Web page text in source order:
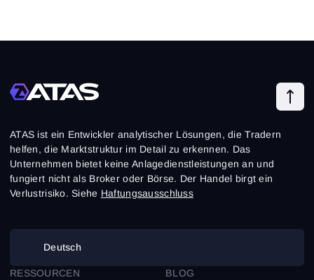
ATAS ist ein Entwickler analytischer Lösungen, die Tradern
helfen, die Marktstruktur im Detail zu erkennen. Das
Unternehmen bietet keine Anlagedienstleistungen an und
fungiert nicht als Broker oder Börse. Der Handel birgt ein
Verlustrisiko. Siehe Haftungsausschluss
Deutsch
RESSOURCEN
BLOG